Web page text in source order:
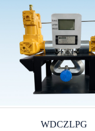
WDCZLPG